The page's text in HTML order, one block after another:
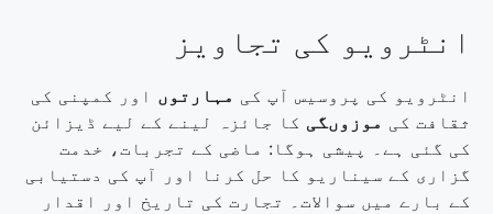
انٹرویو کی تجاویز
انٹرویو کی پروسیس آپ کی مہارتوں اور کمپنی کی
ثقافت کی موزوںگی کا جائزہ لینے کے لیے ڈیزائن
کی گئی ہے۔ پیشی ہوگا: ماضی کے تجربات، خدمت
گزاری کے سیناریو کا حل کرنا اور آپ کی دستیابی
کے بارے میں سوالات۔ تجارت کی تاریخ اور اقدار